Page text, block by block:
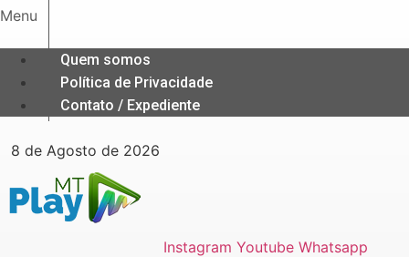
Ir
o
conteúdo
Menu
Quem somos
Política de Privacidade
Contato / Expediente
8 de Agosto de 2026
Instagram Youtube Whatsapp